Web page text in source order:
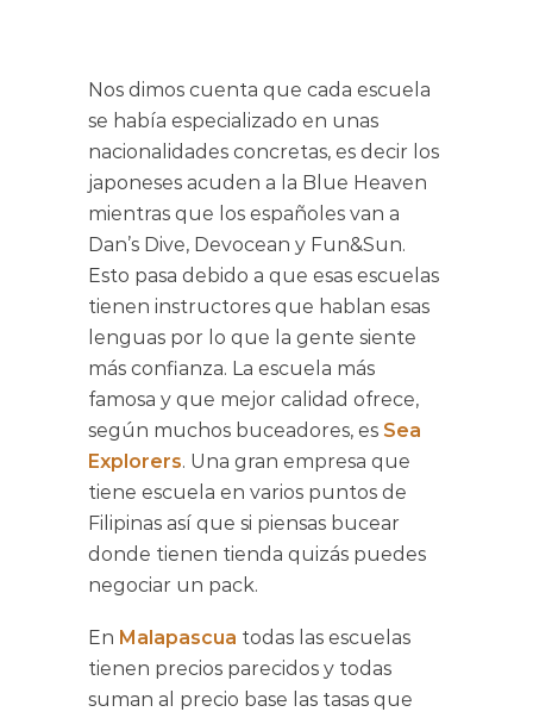
Nos dimos cuenta que cada escuela
se había especializado en unas
nacionalidades concretas, es decir los
japoneses acuden a la Blue Heaven
mientras que los españoles van a
Dan’s Dive, Devocean y Fun&Sun.
Esto pasa debido a que esas escuelas
tienen instructores que hablan esas
lenguas por lo que la gente siente
más confianza. La escuela más
famosa y que mejor calidad ofrece,
según muchos buceadores, es Sea
Explorers. Una gran empresa que
tiene escuela en varios puntos de
Filipinas así que si piensas bucear
donde tienen tienda quizás puedes
negociar un pack.
En Malapascua todas las escuelas
tienen precios parecidos y todas
suman al precio base las tasas que